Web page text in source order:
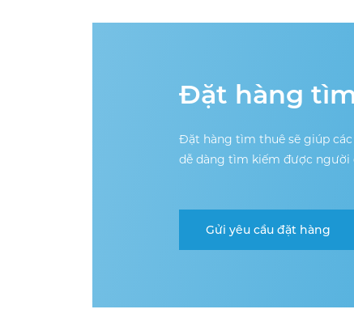
Đặt hàng
Đặt hàng tìm thuê sẽ giúp
dễ dàng tìm kiếm được người
Gửi yêu cầu đặt hàng